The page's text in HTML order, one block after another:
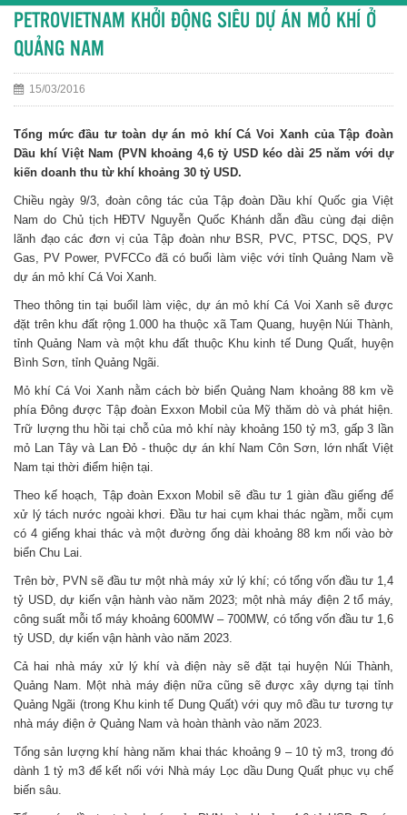
PETROVIETNAM KHỞI ĐỘNG SIÊU DỰ ÁN MỎ KHÍ Ở
QUẢNG NAM
15/03/2016
Tổng mức đầu tư toàn dự án mỏ khí Cá Voi Xanh của Tập đoàn
Dầu khí Việt Nam (PVN khoảng 4,6 tỷ USD kéo dài 25 năm với dự
kiến doanh thu từ khí khoảng 30 tỷ USD.
Chiều ngày 9/3, đoàn công tác của Tập đoàn Dầu khí Quốc gia Việt
Nam do Chủ tịch HĐTV Nguyễn Quốc Khánh dẫn đầu cùng đại diện
lãnh đạo các đơn vị của Tập đoàn như BSR, PVC, PTSC, DQS, PV
Gas, PV Power, PVFCCo đã có buổi làm việc với tỉnh Quảng Nam về
dự án mỏ khí Cá Voi Xanh.
Theo thông tin tại buổil làm việc, dự án mỏ khí Cá Voi Xanh sẽ được
đặt trên khu đất rộng 1.000 ha thuộc xã Tam Quang, huyện Núi Thành,
tỉnh Quảng Nam và một khu đất thuộc Khu kinh tế Dung Quất, huyện
Bình Sơn, tỉnh Quảng Ngãi.
Mỏ khí Cá Voi Xanh nằm cách bờ biển Quảng Nam khoảng 88 km về
phía Đông được Tập đoàn Exxon Mobil của Mỹ thăm dò và phát hiện.
Trữ lượng thu hồi tại chỗ của mỏ khí này khoảng 150 tỷ m3, gấp 3 lần
mỏ Lan Tây và Lan Đỏ - thuộc dự án khí Nam Côn Sơn, lớn nhất Việt
Nam tại thời điểm hiện tại.
Theo kế hoạch, Tập đoàn Exxon Mobil sẽ đầu tư 1 giàn đầu giếng để
xử lý tách nước ngoài khơi. Đầu tư hai cụm khai thác ngầm, mỗi cụm
có 4 giếng khai thác và một đường ống dài khoảng 88 km nối vào bờ
biển Chu Lai.
Trên bờ, PVN sẽ đầu tư một nhà máy xử lý khí; có tổng vốn đầu tư 1,4
tỷ USD, dự kiến vận hành vào năm 2023; một nhà máy điện 2 tổ máy,
công suất mỗi tổ máy khoảng 600MW – 700MW, có tổng vốn đầu tư 1,6
tỷ USD, dự kiến vận hành vào năm 2023.
Cả hai nhà máy xử lý khí và điện này sẽ đặt tại huyện Núi Thành,
Quảng Nam. Một nhà máy điện nữa cũng sẽ được xây dựng tại tỉnh
Quảng Ngãi (trong Khu kinh tế Dung Quất) với quy mô đầu tư tương tự
nhà máy điện ở Quảng Nam và hoàn thành vào năm 2023.
Tổng sản lượng khí hàng năm khai thác khoảng 9 – 10 tỷ m3, trong đó
dành 1 tỷ m3 để kết nối với Nhà máy Lọc dầu Dung Quất phục vụ chế
biến sâu.